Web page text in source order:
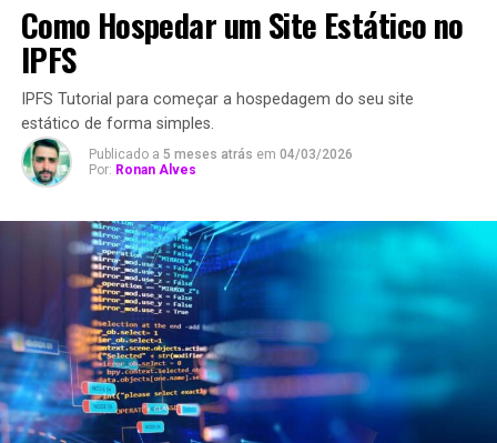
Como Hospedar um Site Estático no
IPFS
IPFS Tutorial para começar a hospedagem do seu site
estático de forma simples.
Publicado a 5 meses atrás em 04/03/2026
Por: Ronan Alves